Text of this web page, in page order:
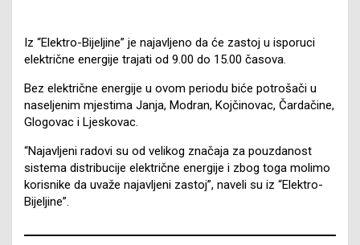
Iz “Elektro-Bijeljine” je najavljeno da će zastoj u isporuci
električne energije trajati od 9.00 do 15.00 časova.
Bez električne energije u ovom periodu biće potrošači u
naseljenim mjestima Janja, Modran, Kojčinovac, Čardačine,
Glogovac i Ljeskovac.
“Najavljeni radovi su od velikog značaja za pouzdanost
sistema distribucije električne energije i zbog toga molimo
korisnike da uvaže najavljeni zastoj”, naveli su iz “Elektro-
Bijeljine”.